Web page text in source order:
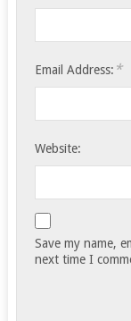
Email Address: *
Website:
Save my name,
next time I